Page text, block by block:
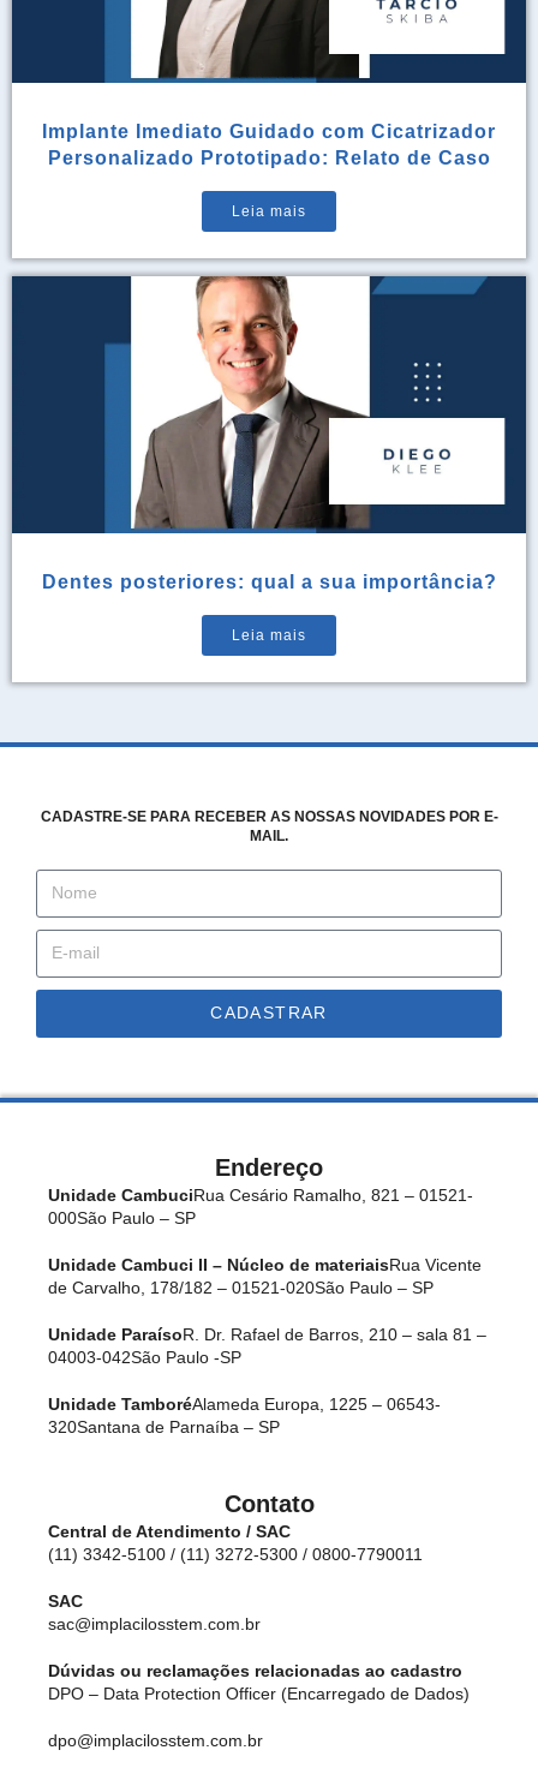
Implante Imediato Guidado com Cicatrizador
Personalizado Prototipado: Relato de Caso
Leia mais
Dentes posteriores: qual a sua importância?
Leia mais
CADASTRE-SE PARA RECEBER AS NOSSAS NOVIDADES POR E-
MAIL.
CADASTRAR
Endereço
Unidade CambuciRua Cesário Ramalho, 821 – 01521-
000São Paulo – SP
Unidade Cambuci II – Núcleo de materiaisRua Vicente
de Carvalho, 178/182 – 01521-020São Paulo – SP
Unidade ParaísoR. Dr. Rafael de Barros, 210 – sala 81 –
04003-042São Paulo -SP
Unidade TamboréAlameda Europa, 1225 – 06543-
320Santana de Parnaíba – SP
Contato
Central de Atendimento / SAC
(11) 3342-5100 / (11) 3272-5300 / 0800-7790011
SAC
sac@implacilosstem.com.br
Dúvidas ou reclamações relacionadas ao cadastro
DPO – Data Protection Officer (Encarregado de Dados)
dpo@implacilosstem.com.br